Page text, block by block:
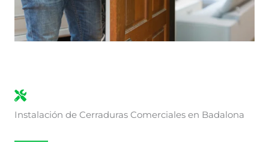
Instalación de Cerraduras Comerciales en Badalona